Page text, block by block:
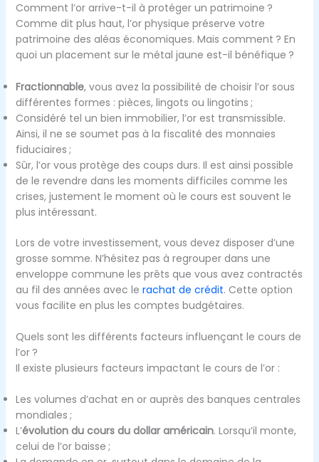
Comment l’or arrive-t-il à protéger un patrimoine ?
Comme dit plus haut, l’or physique préserve votre
patrimoine des aléas économiques. Mais comment ? En
quoi un placement sur le métal jaune est-il bénéfique ?
Fractionnable, vous avez la possibilité de choisir l’or sous
différentes formes : pièces, lingots ou lingotins ;
Considéré tel un bien immobilier, l’or est transmissible.
Ainsi, il ne se soumet pas à la fiscalité des monnaies
fiduciaires ;
Sûr, l’or vous protège des coups durs. Il est ainsi possible
de le revendre dans les moments difficiles comme les
crises, justement le moment où le cours est souvent le
plus intéressant.
Lors de votre investissement, vous devez disposer d’une
grosse somme. N’hésitez pas à regrouper dans une
enveloppe commune les prêts que vous avez contractés
au fil des années avec le rachat de crédit. Cette option
vous facilite en plus les comptes budgétaires.
Quels sont les différents facteurs influençant le cours de
l’or ?
Il existe plusieurs facteurs impactant le cours de l’or :
Les volumes d’achat en or auprès des banques centrales
mondiales ;
L’évolution du cours du dollar américain. Lorsqu’il monte,
celui de l’or baisse ;